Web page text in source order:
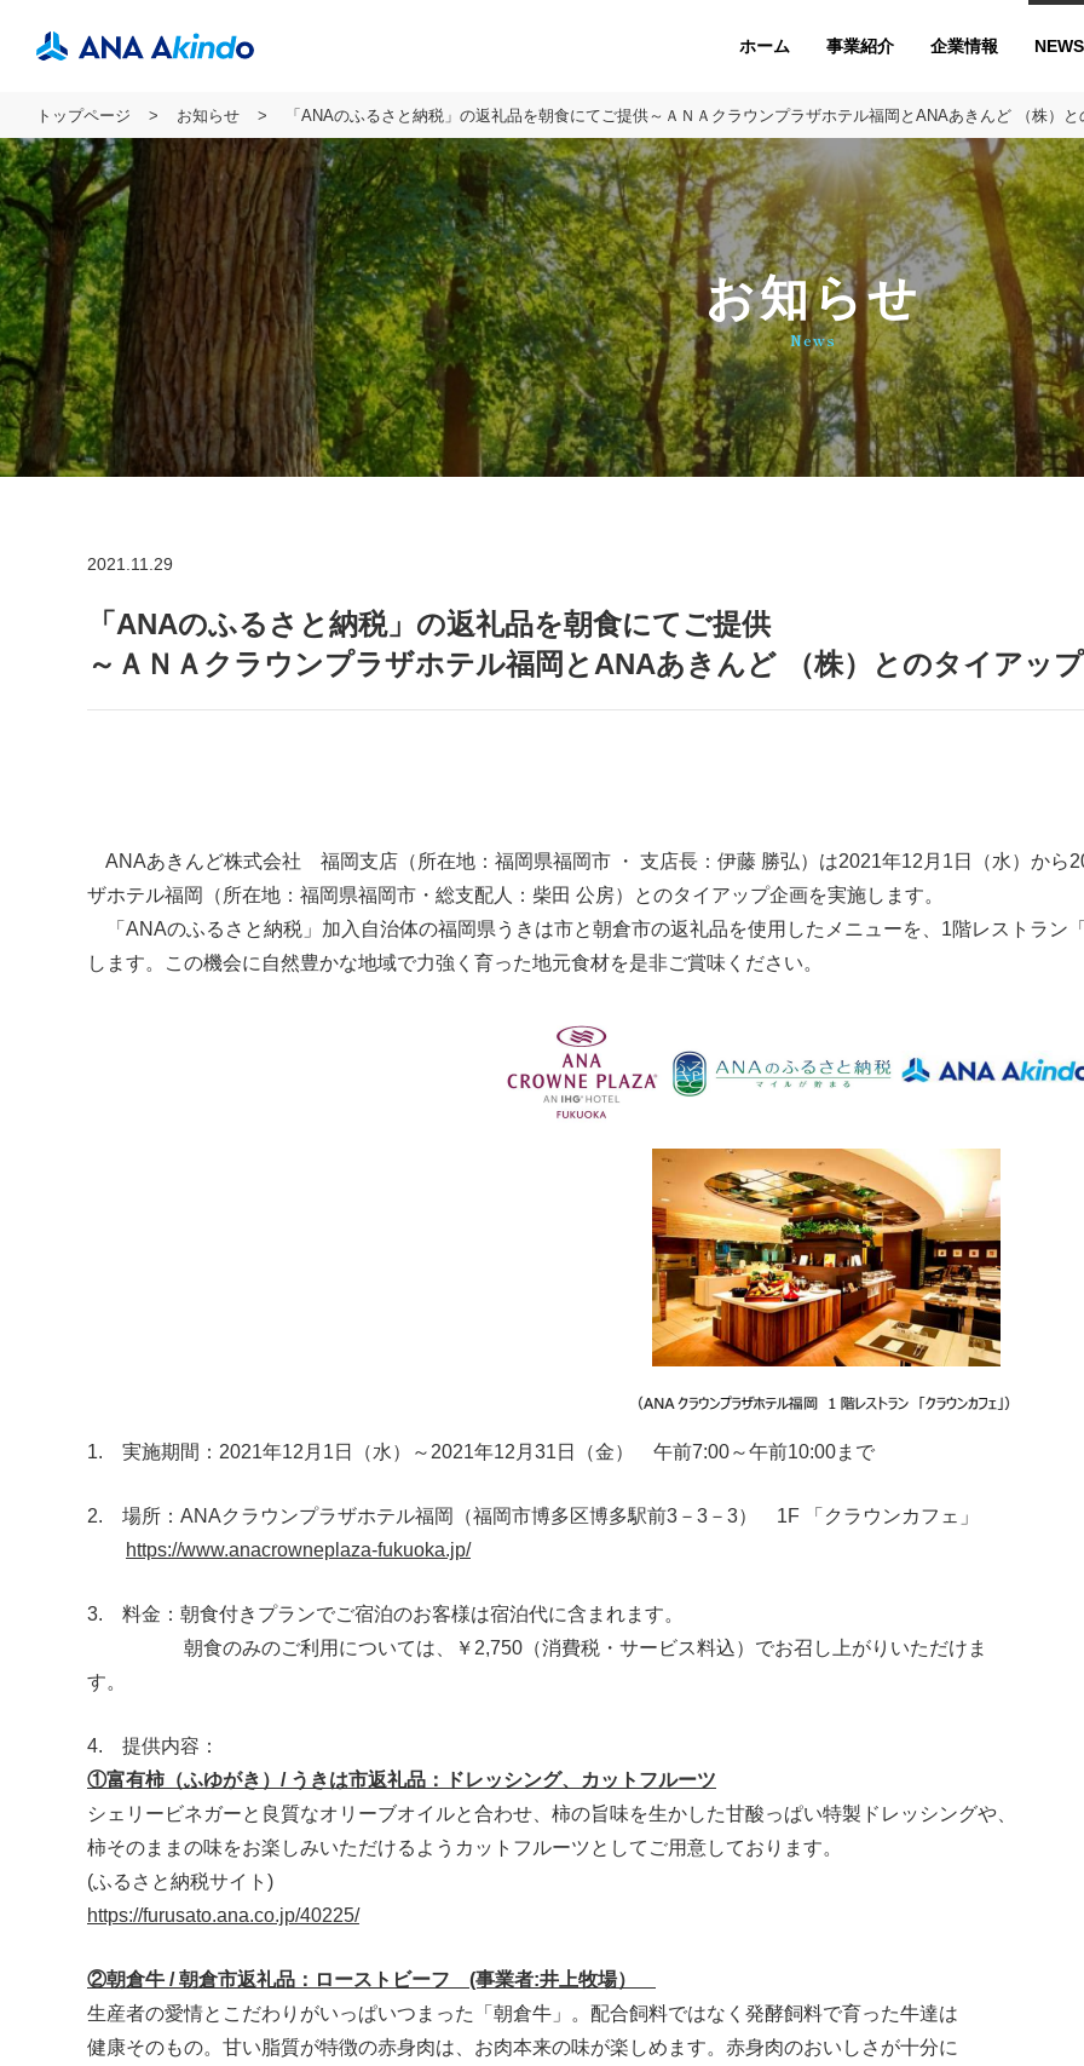
ホーム 事業紹介 企業情報 NEWS
トップページ お知らせ 「ANAのふるさと納税」の返礼品を朝食にてご提供～ＡＮＡクラウンプラザホテル福岡とANAあきんど （株）
お知らせ
News
2021.11.29
「ANAのふるさと納税」の返礼品を朝食にてご提供
～ＡＮＡクラウンプラザホテル福岡とANAあきんど （株）とのタイアッ
ANAあきんど株式会社 福岡支店（所在地：福岡県福岡市 ・ 支店長：伊藤 勝弘）は2021年12月1日（水）から
ザホテル福岡（所在地：福岡県福岡市・総支配人：柴田 公房）とのタイアップ企画を実施します。
「ANAのふるさと納税」加入自治体の福岡県うきは市と朝倉市の返礼品を使用したメニューを、1階レストラン
します。この機会に自然豊かな地域で力強く育った地元食材を是非ご賞味ください。
1. 実施期間：2021年12月1日（水）～2021年12月31日（金） 午前7:00～午前10:00まで
2. 場所：ANAクラウンプラザホテル福岡（福岡市博多区博多駅前3－3－3） 1F 「クラウンカフェ」
https://www.anacrowneplaza-fukuoka.jp/
3. 料金：朝食付きプランでご宿泊のお客様は宿泊代に含まれます。
朝食のみのご利用については、￥2,750（消費税・サービス料込）でお召し上がりいただけま
す。
4. 提供内容：
①富有柿（ふゆがき）/ うきは市返礼品：ドレッシング、カットフルーツ
シェリービネガーと良質なオリーブオイルと合わせ、柿の旨味を生かした甘酸っぱい特製ドレッシングや、
柿そのままの味をお楽しみいただけるようカットフルーツとしてご用意しております。
(ふるさと納税サイト)
https://furusato.ana.co.jp/40225/
②朝倉牛 / 朝倉市返礼品：ローストビーフ (事業者:井上牧場）
生産者の愛情とこだわりがいっぱいつまった「朝倉牛」。配合飼料ではなく発酵飼料で育った牛達は
健康そのもの。甘い脂質が特徴の赤身肉は、お肉本来の味が楽しめます。赤身肉のおいしさが十分に